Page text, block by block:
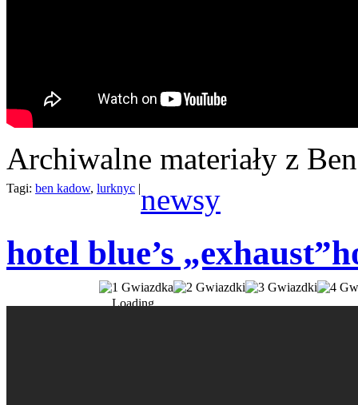
Archiwalne materiały z
Tagi: ben kadow, lurknyc |newsy
hotel blue’s „exhaust”
Loading...